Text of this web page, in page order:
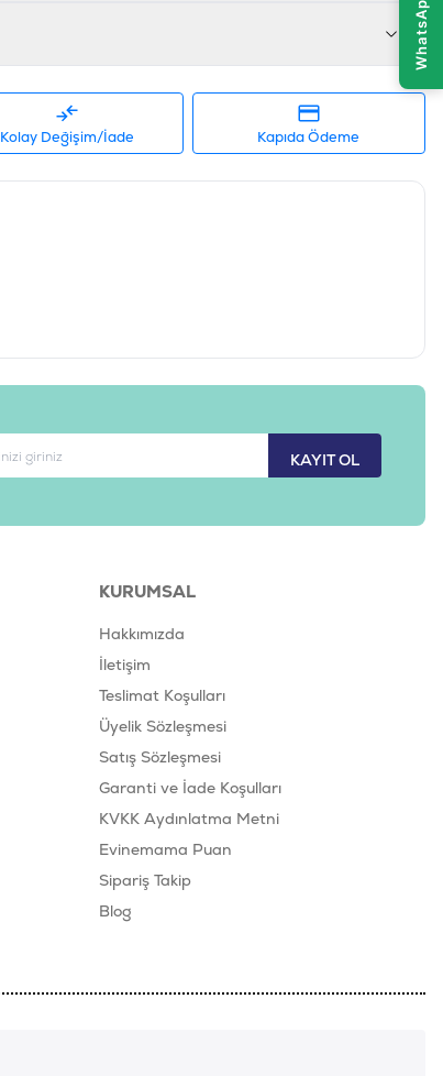
Kolay Değişim/İade Kapıda Ödeme
KAYIT OL
KURUMSAL
Hakkımızda
İletişim
Teslimat Koşulları
Üyelik Sözleşmesi
Satış Sözleşmesi
Garanti ve İade Koşulları
KVKK Aydınlatma Metni
Evinemama Puan
Sipariş Takip
Blog